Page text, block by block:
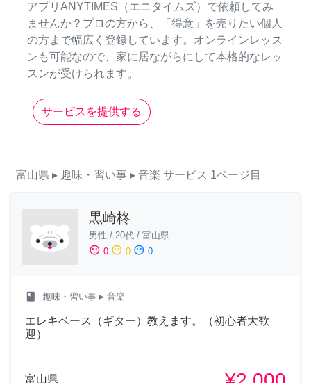
アプリANYTIMES（エニタイムズ）で依頼してみ
ませんか？プロの方から、「得意」を売りたい個人
の方まで幅広く登録しています。オンラインレッス
ンも可能なので、家に居ながらにして本格的なレッ
スンが受けられます。
サービスを提供する
富山県 ▸ 趣味・習い事 ▸ 音楽 サービス 1ページ目
黒崎柊
男性 / 20代 / 富山県
sentiment_satisfied 0 sentiment_neutral 0 sentiment_dissatisfied 0
class 趣味・習い事 ▸ 音楽
エレキベース（ギター）教えます。（初心者大歓
迎）
富山県